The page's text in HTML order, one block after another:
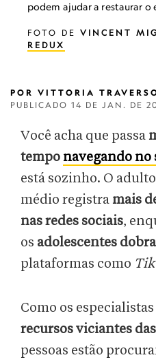
podem ajudar a restaurar o
FOTO DE VINCENT
REDUX
POR VITTORIA
PUBLICADO 14 DE JAN. DE
Você acha que passa
tempo navegando no
está sozinho. O
médio registra mais
nas redes sociais,
os adolescentes
plataformas como
Como os
recursos viciantes
pessoas estão